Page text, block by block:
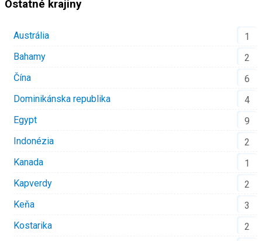
Ostatné krajiny
Austrália
1
Bahamy
2
Čína
6
Dominikánska republika
4
Egypt
9
Indonézia
2
Kanada
1
Kapverdy
2
Keňa
3
Kostarika
2